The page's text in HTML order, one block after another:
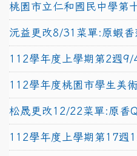
桃園市立仁和國民中學第
沅益更改8/31菜單:原蝦香
112學年度上學期第2週9/
112學年度桃園市學生美
松晟更改12/22菜單:原香
112學年度上學期第17週